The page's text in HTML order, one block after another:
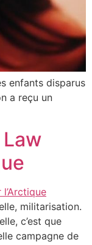
enfants disparus
a reçu un
militarisation.
c’est que
campagne de